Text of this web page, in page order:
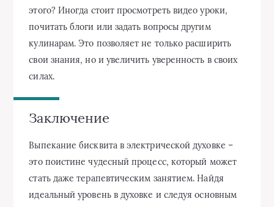
этого? Иногда стоит просмотреть видео уроки,
почитать блоги или задать вопросы другим
кулинарам. Это позволяет не только расширить
свои знания, но и увеличить уверенность в своих
силах.
Заключение
Выпекание бисквита в электрической духовке –
это поистине чудесный процесс, который может
стать даже терапевтическим занятием. Найдя
идеальный уровень в духовке и следуя основным